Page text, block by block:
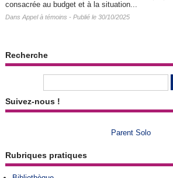
consacrée au budget et à la situation...
Dans Appel à témoins - Publié le 30/10/2025
Recherche
Suivez-nous !
Parent Solo
Rubriques pratiques